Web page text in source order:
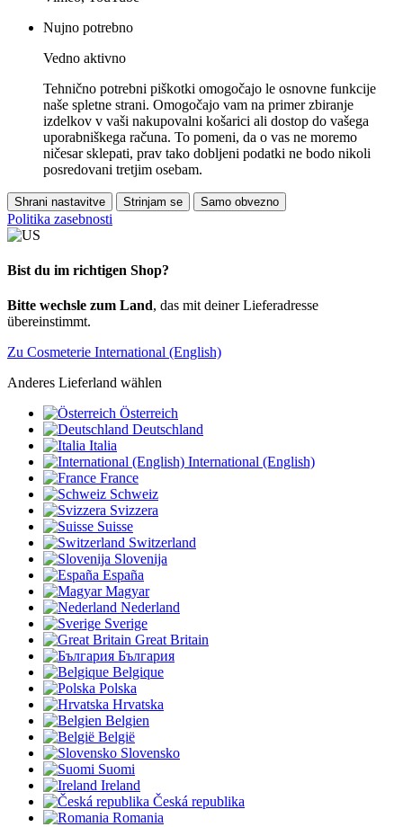
Nujno potrebno
Vedno aktivno
Tehnično potrebni piškotki omogočajo le osnovne funkcije
naše spletne strani. Omogočajo vam na primer zbiranje
izdelkov v vaši nakupovalni košarici ali dostop do vašega
uporabniškega računa. To pomeni, da o vas ne moremo
ničesar sklepati, prav tako dobljeni podatki ne bodo nikoli
posredovani tretjim osebam.
Shrani nastavitve Strinjam se Samo obvezno
Politika zasebnosti
Bist du im richtigen Shop?
Bitte wechsle zum Land, das mit deiner Lieferadresse
übereinstimmt.
Zu Cosmeterie International (English)
Anderes Lieferland wählen
Österreich
Deutschland
Italia
International (English)
France
Schweiz
Svizzera
Suisse
Switzerland
Slovenija
España
Magyar
Nederland
Sverige
Great Britain
България
Belgique
Polska
Hrvatska
Belgien
België
Slovensko
Suomi
Ireland
Česká republika
Romania